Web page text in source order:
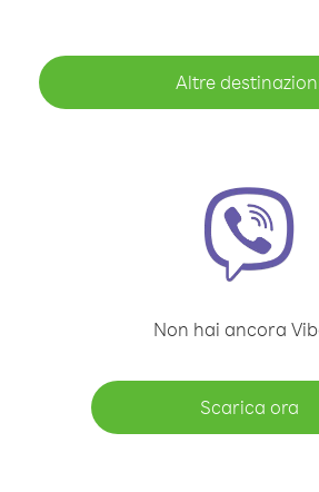
Altre
Non hai ancora
Scarica ora